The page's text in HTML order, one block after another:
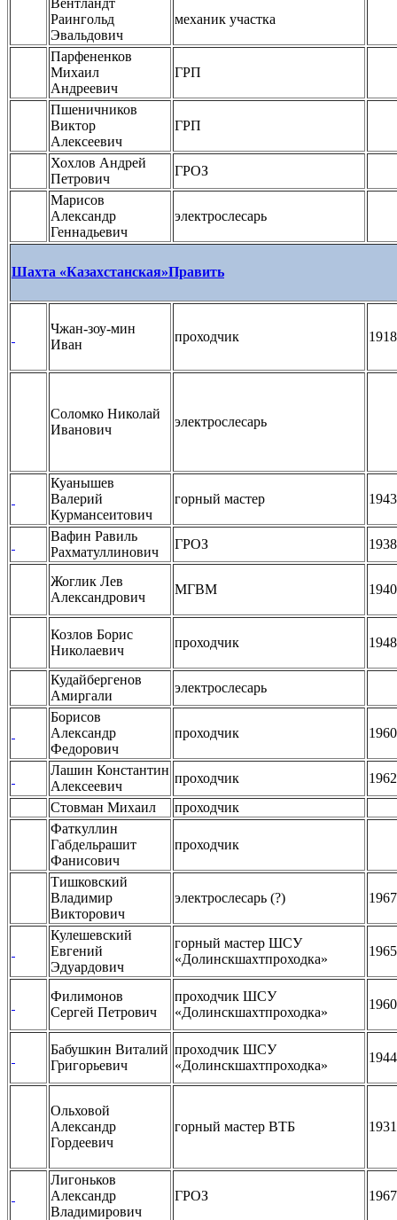
Раингольд
Эвальдович
механик участка
Парфененков
Михаил
Андреевич
ГРП
Пшеничников
Виктор
Алексеевич
ГРП
Хохлов Андрей
Петрович
ГРОЗ
Марисов
Александр
Геннадьевич
электрослесарь
Шахта «Казахстанская»Править
Чжан-зоу-мин
Иван
проходчик 1918
Соломко Николай
Иванович
электрослесарь
Куанышев
Валерий
Курмансеитович
горный мастер 1943
Вафин Равиль
Рахматуллинович
ГРОЗ 1938
Жоглик Лев
Александрович
МГВМ 1940
Козлов Борис
Николаевич
проходчик 1948
Кудайбергенов
Амиргали
электрослесарь
Борисов
Александр
Федорович
проходчик 1960
Лашин Константин
Алексеевич
проходчик
1962
Стовман Михаил
проходчик
Фаткуллин
Габдельрашит
Фанисович
проходчик
Тишковский
Владимир
Викторович
электрослесарь (?) 1967
Кулешевский
Евгений
Эдуардович
горный мастер ШСУ
«Долинскшахтпроходка»
1965
Филимонов
Сергей Петрович
проходчик ШСУ
«Долинскшахтпроходка»
1960
Бабушкин Виталий
Григорьевич
проходчик ШСУ
«Долинскшахтпроходка»
1944
Ольховой
Александр
Гордеевич
горный мастер ВТБ 1931
Лигоньков
Александр
Владимирович
ГРОЗ 1967